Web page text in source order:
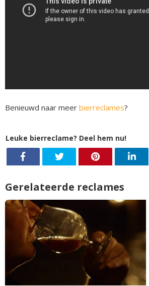
Benieuwd naar meer bierreclames?
Leuke bierreclame? Deel hem nu!
Gerelateerde reclames